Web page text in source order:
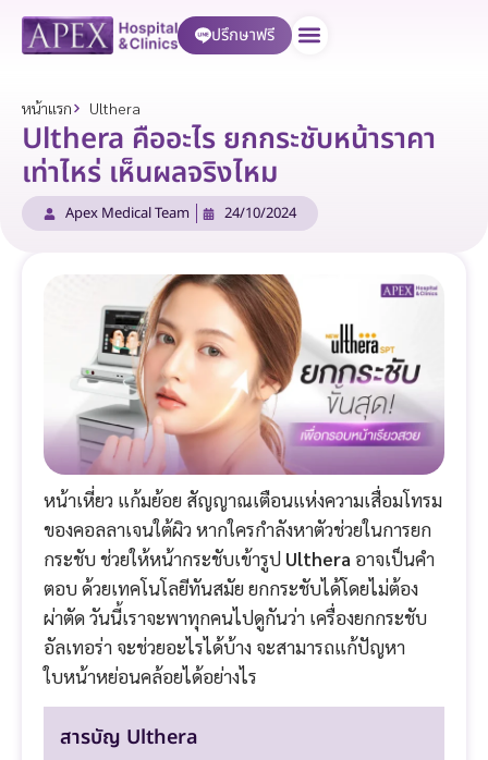
ปรึกษาฟรี
หน้าแรก Ulthera
Ulthera คืออะไร ยกกระชับหน้าราคา
เท่าไหร่ เห็นผลจริงไหม
Apex Medical Team 24/10/2024
หน้าเหี่ยว แก้มย้อย สัญญาณเตือนแห่งความเสื่อมโทรม
ของคอลลาเจนใต้ผิว หากใครกำลังหาตัวช่วยในการยก
กระชับ ช่วยให้หน้ากระชับเข้ารูป Ulthera อาจเป็นคำ
ตอบ ด้วยเทคโนโลยีทันสมัย ยกกระชับได้โดยไม่ต้อง
ผ่าตัด วันนี้เราจะพาทุกคนไปดูกันว่า เครื่องยกกระชับ
อัลเทอร่า จะช่วยอะไรได้บ้าง จะสามารถแก้ปัญหา
ใบหน้าหย่อนคล้อยได้อย่างไร
สารบัญ Ulthera